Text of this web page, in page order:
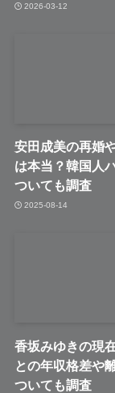
2026-03-12
安田成美の再婚
は本当？韓国人
ついても調査
2025-08-14
香坂みゆきの現
との年収格差や
ついても調査